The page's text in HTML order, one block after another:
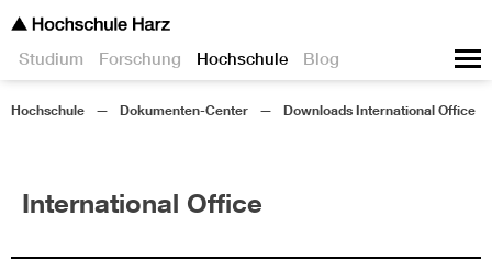
Studium Forschung Hochschule Blog
Hochschule Dokumenten-Center Downloads International Office
International Office